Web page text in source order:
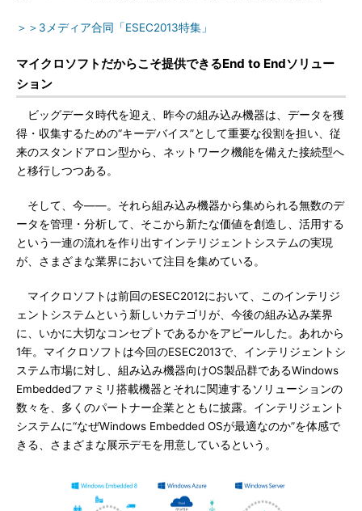
＞＞3メディア合同「ESEC2013特集」
マイクロソフトだからこそ提供できるEnd to Endソリュー
ション
ビッグデータ時代を迎え、昨今の組み込み機器は、データを獲
得・収集するための“キーデバイス”として重要な役割を担い、従
来のスタンドアロン型から、ネットワーク機能を備えた接続型へ
と移行しつつある。
そして、今――。それら組み込み機器から集められる無数のデ
ータを管理・分析して、そこから新たな価値を創造し、活用する
という一連の流れを作り出すインテリジェントシステムの実現
が、さまざまな業界において注目を集めている。
マイクロソフトは前回のESEC2012において、このインテリジ
ェントシステムという新しいカテゴリが、今後の組み込み業界
に、いかに大切なコンセプトであるかをアピールした。あれから
1年。マイクロソフトは今回のESEC2013で、インテリジェントシ
ステム市場に対し、組み込み機器向けOS製品群であるWindows
Embeddedファミリ搭載機器とそれに関連するソリューションの
数々を、多くのパートナー企業とともに披露。インテリジェント
システムに“なぜWindows Embedded OSが最適なのか”を体感で
きる、さまざまな展示デモを用意しているという。